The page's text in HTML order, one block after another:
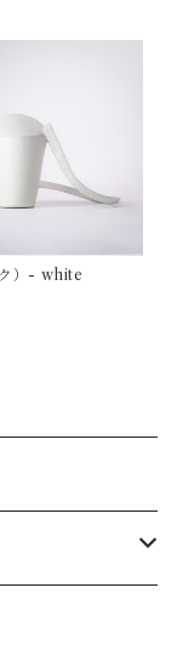
）- white